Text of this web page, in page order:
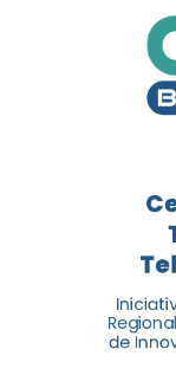
El
tres
de